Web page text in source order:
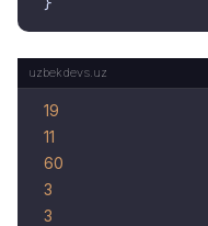
19
11
60
3
3